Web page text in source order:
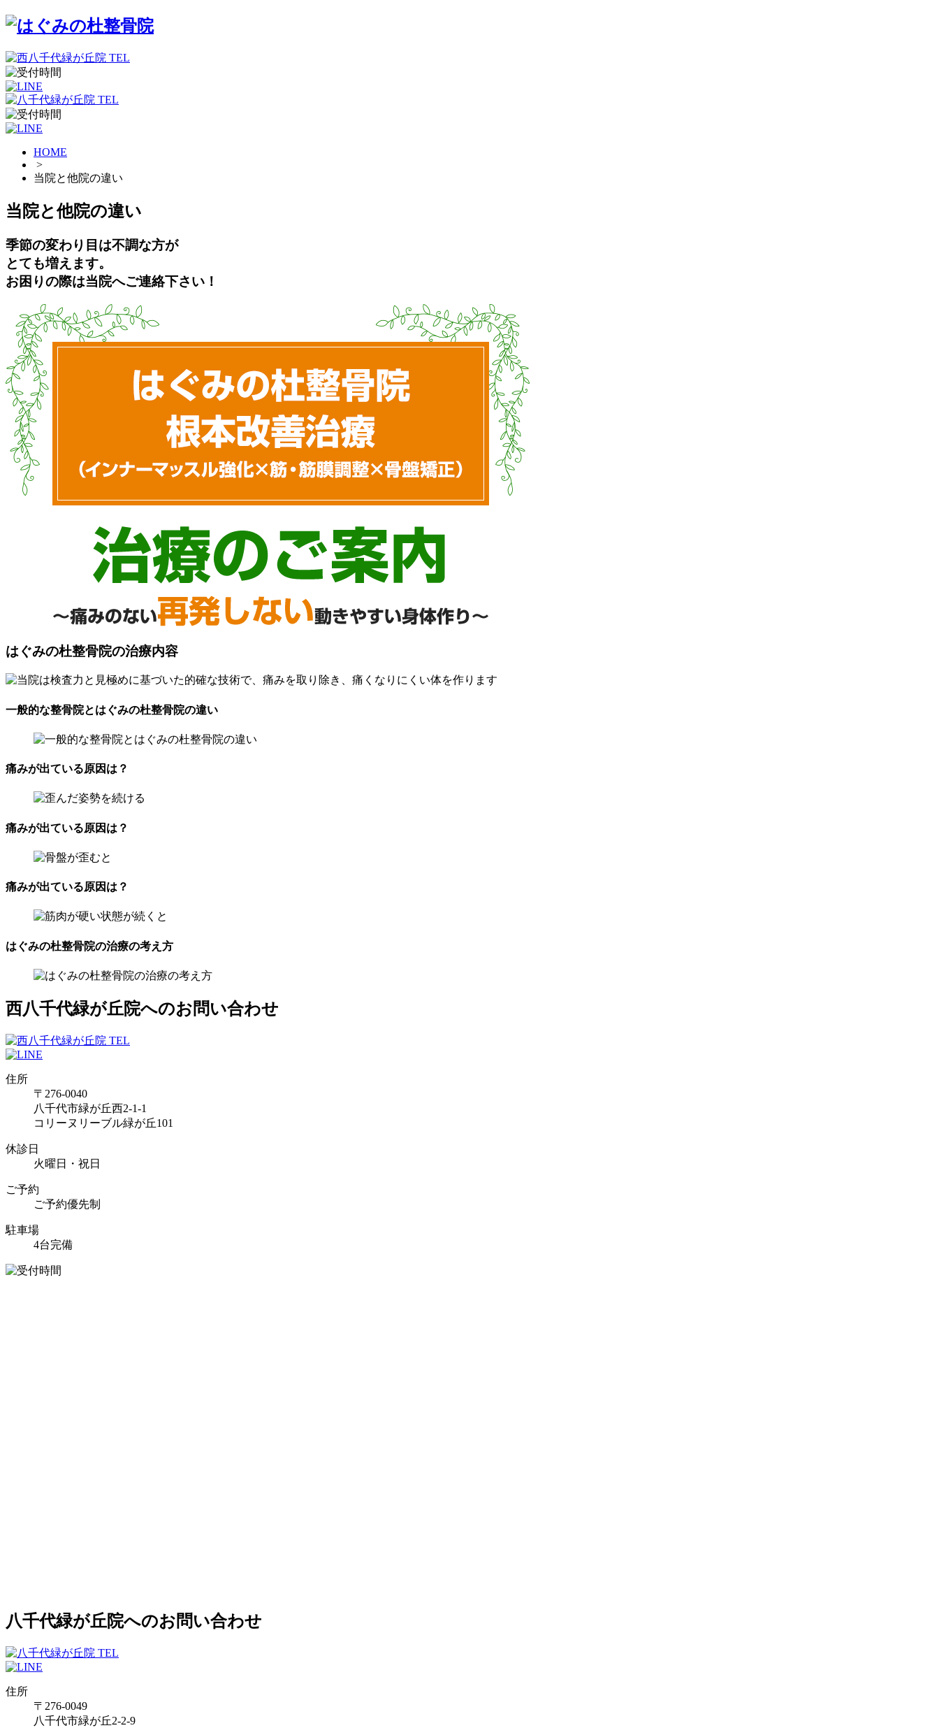
HOME
>
当院と他院の違い
当院と他院の違い
季節の変わり目は不調な方が
とても増えます。
お困りの際は当院へご連絡下さい！
はぐみの杜整骨院の治療内容
一般的な整骨院とはぐみの杜整骨院の違い
痛みが出ている原因は？
痛みが出ている原因は？
痛みが出ている原因は？
はぐみの杜整骨院の治療の考え方
西八千代緑が丘院へのお問い合わせ
住所
〒276-0040
八千代市緑が丘西2-1-1
コリーヌリーブル緑が丘101
休診日
火曜日・祝日
ご予約
ご予約優先制
駐車場
4台完備
八千代緑が丘院へのお問い合わせ
住所
〒276-0049
八千代市緑が丘2-2-9